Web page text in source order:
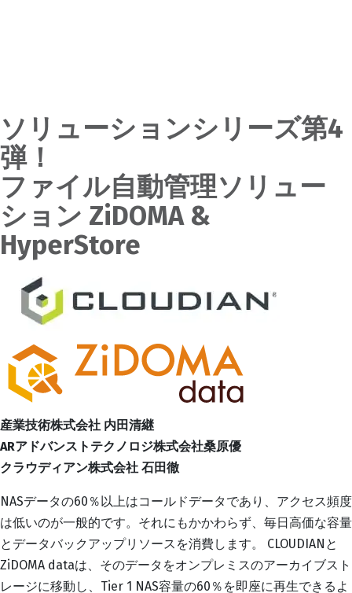
ソリューションシリーズ第4
弾！
ファイル自動管理ソリュー
ション ZiDOMA &
HyperStore
産業技術株式会社 内田清継
ARアドバンストテクノロジ株式会社桑原優
クラウディアン株式会社 石田徹
NASデータの60％以上はコールドデータであり、アクセス頻度
は低いのが一般的です。それにもかかわらず、毎日高価な容量
とデータバックアップリソースを消費します。 CLOUDIANと
ZiDOMA dataは、そのデータをオンプレミスのアーカイブスト
レージに移動し、Tier 1 NAS容量の60％を即座に再生できるよ